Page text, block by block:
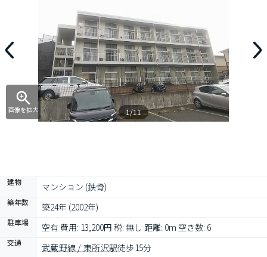
画像を拡大 1/11
建物 マンション (鉄骨)
築年数 築24年 (2002年)
駐車場 空有 費用: 13,200円 税: 無し 距離: 0m 空き数: 6
交通 武蔵野線 / 東所沢駅徒歩15分